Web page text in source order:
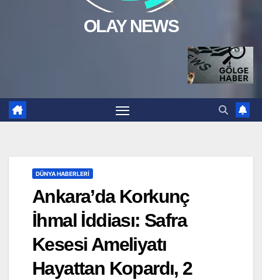
OLAY NEWS
DÜNYA HABERLERI
Ankara’da Korkunç
İhmal İddiası: Safra
Kesesi Ameliyatı
Hayattan Kopardı, 2